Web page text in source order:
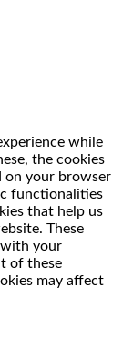
while
the cookies
on your browser
functionalities
that help us
These
your
of these
may affect